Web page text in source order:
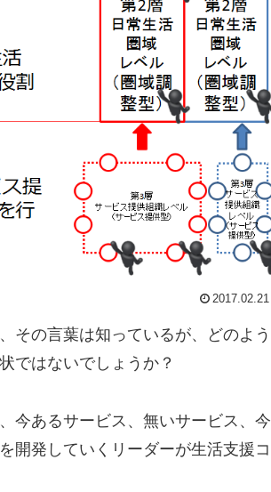
2017.02.21
その言葉は知っているが、どのよう
ではないでしょうか？
今あるサービス、無いサービス、今
開発していくリーダーが生活支援コ